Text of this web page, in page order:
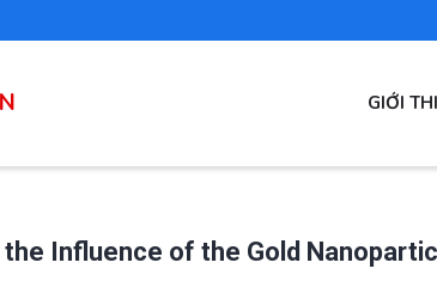
MAIN
GIỚI
Influence of the Gold